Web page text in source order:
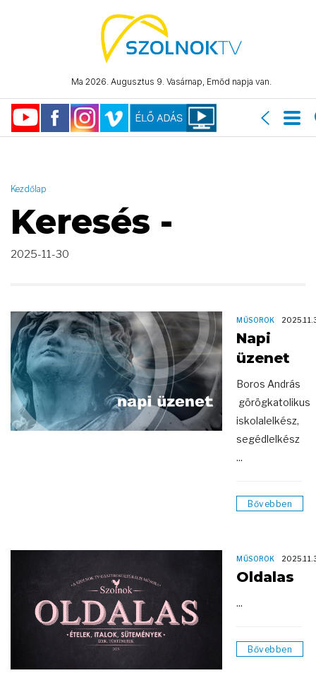
Ma 2026. Augusztus 9. Vasárnap, Emőd napja van.
"2025-11-30 23:59:59" )
Kezdőlap
Keresés -
2025-11-30
MŰSOROK
Napi
üzenet
Boros András
görögkatolikus
iskolalelkész,
segédlelkész
...
Bővebben
MŰSOROK
Oldalas
...
Bővebben